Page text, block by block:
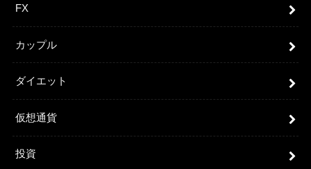
FX
カップル
ダイエット
仮想通貨
投資